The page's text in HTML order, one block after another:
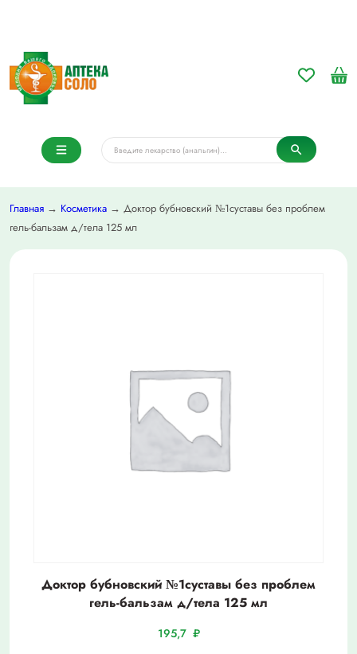
Главная → Косметика → Доктор бубновский №1суставы без проблем
гель-бальзам д/тела 125 мл
Доктор бубновский №1суставы без проблем
гель-бальзам д/тела 125 мл
195,7 ₽